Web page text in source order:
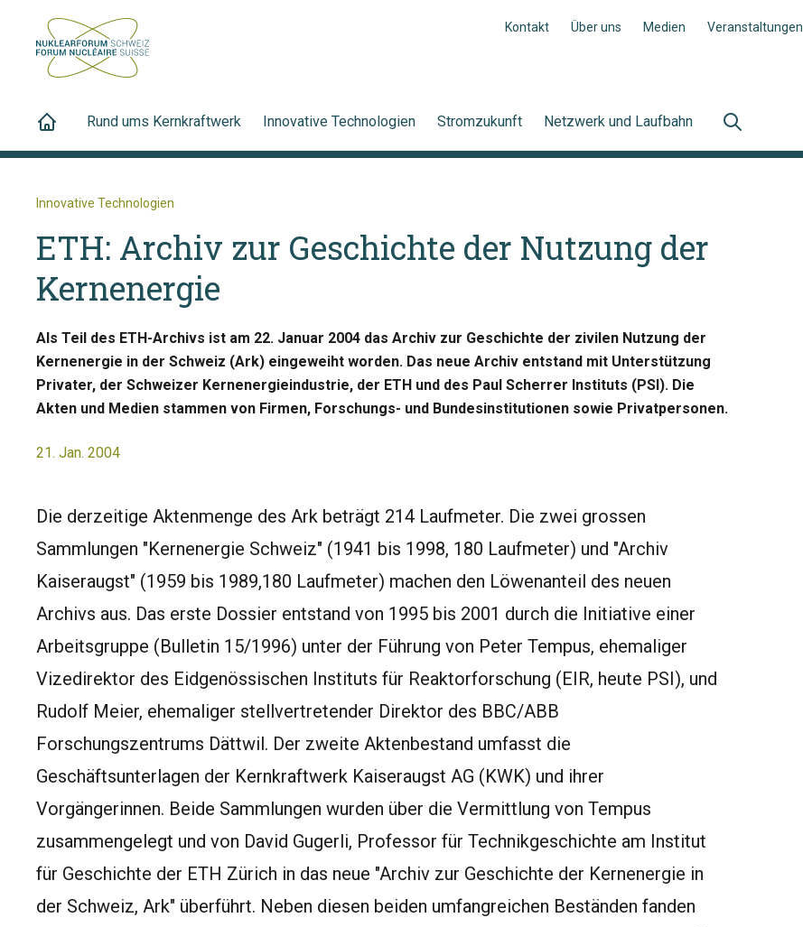
Kontakt Über uns Medien Veranstaltungen
Rund ums Kernkraftwerk Innovative Technologien Stromzukunft Netzwerk und Laufbahn
Innovative Technologien
ETH: Archiv zur Geschichte der Nutzung der
Kernenergie
Als Teil des ETH-Archivs ist am 22. Januar 2004 das Archiv zur Geschichte der zivilen Nutzung der
Kernenergie in der Schweiz (Ark) eingeweiht worden. Das neue Archiv entstand mit Unterstützung
Privater, der Schweizer Kernenergieindustrie, der ETH und des Paul Scherrer Instituts (PSI). Die
Akten und Medien stammen von Firmen, Forschungs- und Bundesinstitutionen sowie Privatpersonen.
21. Jan. 2004
Die derzeitige Aktenmenge des Ark beträgt 214 Laufmeter. Die zwei grossen
Sammlungen "Kernenergie Schweiz" (1941 bis 1998, 180 Laufmeter) und "Archiv
Kaiseraugst" (1959 bis 1989,180 Laufmeter) machen den Löwenanteil des neuen
Archivs aus. Das erste Dossier entstand von 1995 bis 2001 durch die Initiative einer
Arbeitsgruppe (Bulletin 15/1996) unter der Führung von Peter Tempus, ehemaliger
Vizedirektor des Eidgenössischen Instituts für Reaktorforschung (EIR, heute PSI), und
Rudolf Meier, ehemaliger stellvertretender Direktor des BBC/ABB
Forschungszentrums Dättwil. Der zweite Aktenbestand umfasst die
Geschäftsunterlagen der Kernkraftwerk Kaiseraugst AG (KWK) und ihrer
Vorgängerinnen. Beide Sammlungen wurden über die Vermittlung von Tempus
zusammengelegt und von David Gugerli, Professor für Technikgeschichte am Institut
für Geschichte der ETH Zürich in das neue "Archiv zur Geschichte der Kernenergie in
der Schweiz, Ark" überführt. Neben diesen beiden umfangreichen Beständen fanden